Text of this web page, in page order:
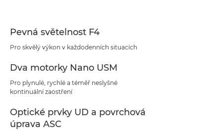
Pevná světelnost F4
Pro skvělý výkon v každodenních situacích
Dva motorky Nano USM
Pro plynulé, rychlé a téměř neslyšné
kontinuální zaostření
Optické prvky UD a povrchová
úprava ASC